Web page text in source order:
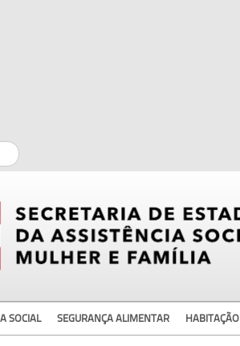
SOCIAL SEGURANÇA ALIMENTAR HABITAÇÃO